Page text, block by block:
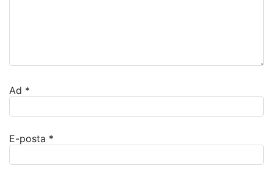
Ad *
E-posta *